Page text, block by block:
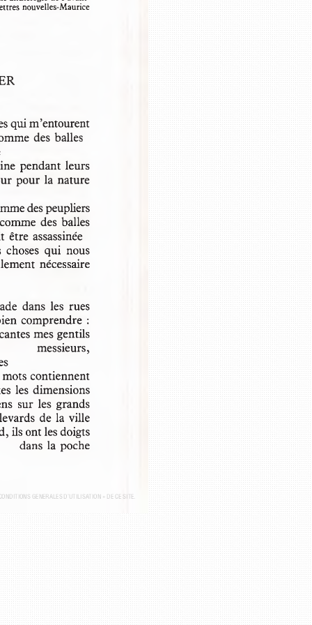
nouvelles-Maurice
qui m’entourent
des balles
pendant leurs
pour la nature
des peupliers
des balles
être assassinée
choses  qui  nous
nécessaire
dans  les  rues
comprendre :
mes gentils
messieurs,
mots contiennent
les dimensions
sur les grands
de la ville
ils ont les doigts
dans la poche
GÉNÉRALES D’UTILISATION » DE CE SITE.